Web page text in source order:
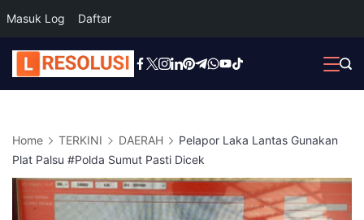
Masuk Log Daftar
Skip
to
Home TERKINI DAERAH
Pelapor Laka Lantas Gunakan
Plat Palsu #Polda Sumut Pasti Dicek